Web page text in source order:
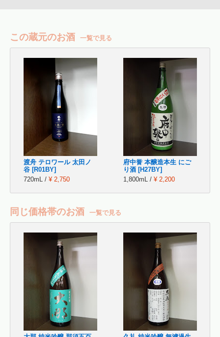
この蔵元のお酒 一覧で見る
渡舟 テロワール 太田ノ
谷 [R01BY]
720mL / ¥ 2,750
府中誉 本醸造本生 にご
り酒 [H27BY]
1,800mL / ¥ 2,200
同じ価格帯のお酒 一覧で見る